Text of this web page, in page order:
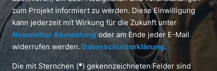
zum Projekt informiert zu werden. Diese Einwilligung
kann jederzeit mit Wirkung für die Zukunft unter
Newsletter Abmeldung oder am Ende jeder E-Mail
widerrufen werden. Datenschutzerklärung.
Die mit Sternchen (*) gekennzeichneten Felder sind